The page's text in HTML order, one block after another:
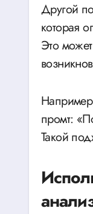
Другой
которая
Это
промт:
Такой